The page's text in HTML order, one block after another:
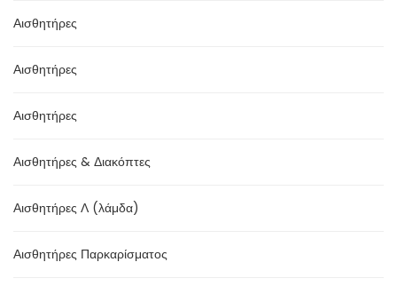
Αισθητήρες
Αισθητήρες
Αισθητήρες
Αισθητήρες & Διακόπτες
Αισθητήρες Λ (λάμδα)
Αισθητήρες Παρκαρίσματος